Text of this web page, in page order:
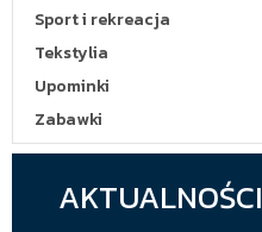
Sport i rekreacja
Tekstylia
Upominki
Zabawki
AKTUALNOŚCI